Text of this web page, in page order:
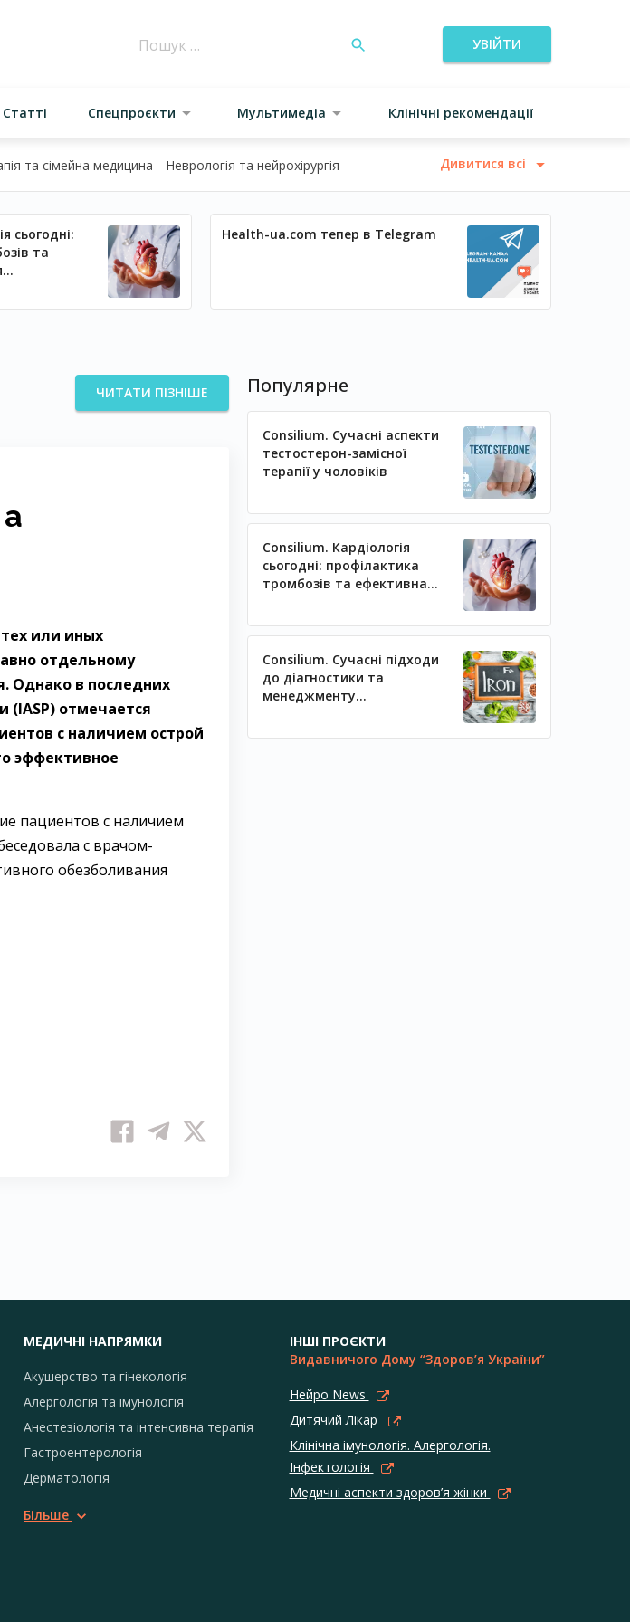
УВІЙТИ
Статті Спецпроєкти Мультимедіа Клінічні рекомендації
та сімейна медицина Неврологія та нейрохірургія Дивитися всі
сьогодні:
та
Health-ua.com тепер в Telegram
ЧИТАТИ ПІЗНІШЕ
или иных
отдельному
Однако в последних
отмечается
с наличием острой
эффективное
пациентов с наличием
с врачом-
обезболивания
Популярне
Consilium. Сучасні аспекти
тестостерон-замісної
терапії у чоловіків
Consilium. Кардіологія
сьогодні: профілактика
тромбозів та ефективна
Consilium. Сучасні підходи
до діагностики та
менеджменту
МЕДИЧНІ НАПРЯМКИ
Акушерство та гінекологія
Алергологія та імунологія
Анестезіологія та інтенсивна терапія
Гастроентерологія
Дерматологія
Більше
ІНШІ ПРОЄКТИ
Видавничого Дому “Здоров’я України”
Нейро News
Дитячий Лікар
Клінічна імунологія. Алергологія.
Інфектологія
Медичні аспекти здоров’я жінки